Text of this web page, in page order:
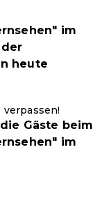
im
heute
Gäste beim
im